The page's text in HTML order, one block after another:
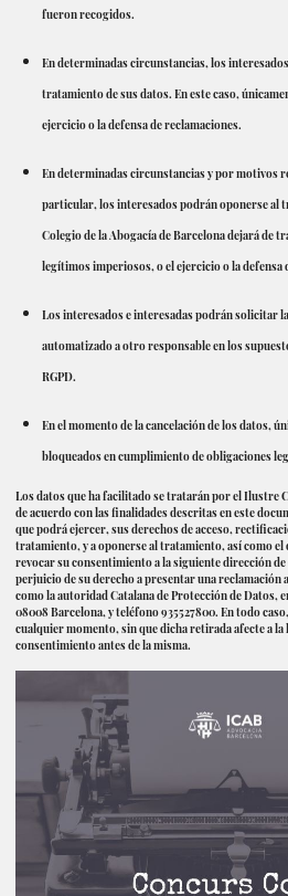
fueron recogidos.
En determinadas circunstancias, los
tratamiento de sus datos. En este caso,
ejercicio o la defensa de reclamaciones.
En determinadas circunstancias y por motivos
particular, los interesados ​​podrán oponerse al
Colegio de la Abogacía de Barcelona dejará de
legítimos imperiosos, o el ejercicio o la defensa
Los interesados ​​e interesadas podrán solicitar
automatizado a otro responsable en los
RGPD.
En el momento de la cancelación de los datos,
bloqueados en cumplimiento de obligaciones
Los datos que ha facilitado se tratarán por el Ilustre
de acuerdo con las finalidades descritas en este
que podrá ejercer, sus derechos de acceso,
tratamiento, y a oponerse al tratamiento, así como
revocar su consentimiento a la siguiente dirección
perjuicio de su derecho a presentar una
como la autoridad Catalana de Protección de Datos,
08008 Barcelona, y teléfono 935527800. En todo
cualquier momento, sin que dicha retirada afecte a
consentimiento antes de la misma.